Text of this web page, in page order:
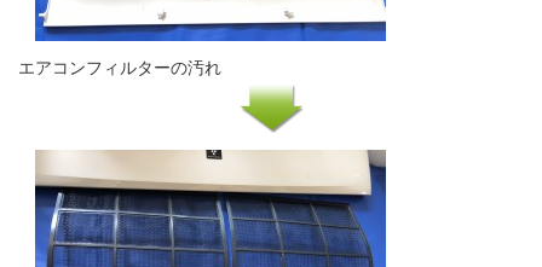
エアコンフィルターの汚れ